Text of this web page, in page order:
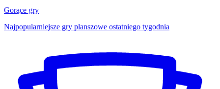
Gorące gry
Najpopularniejsze gry planszowe ostatniego tygodnia